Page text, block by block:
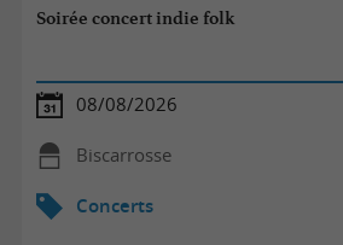
Soirée concert indie folk
08/08/2026
Biscarrosse
Concerts